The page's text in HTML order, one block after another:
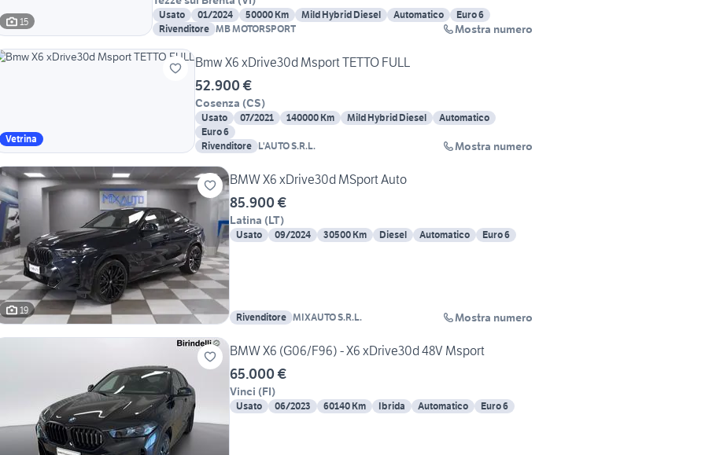
15
Usato 01/2024 50000 Km Mild Hybrid Diesel Automatico
Euro 6
Rivenditore MB MOTORSPORT Mostra numero
Vetrina
Bmw X6 xDrive30d Msport TETTO FULL
52.900 €
Cosenza (CS)
Usato 07/2021 140000 Km Mild Hybrid Diesel
Automatico
Euro 6
Rivenditore L'AUTO S.R.L. Mostra numero
19
BMW X6 xDrive30d MSport Auto
85.900 €
Latina (LT)
Usato 09/2024 30500 Km Diesel Automatico Euro 6
Rivenditore MIXAUTO S.R.L. Mostra numero
BMW X6 (G06/F96) - X6 xDrive30d 48V Msport
65.000 €
Vinci (FI)
Usato 06/2023 60140 Km Ibrida Automatico Euro 6